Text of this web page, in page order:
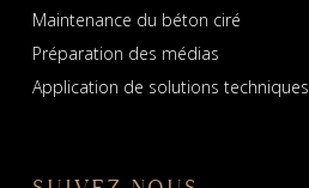
Maintenance du béton ciré
Préparation des médias
Application de solutions techniques